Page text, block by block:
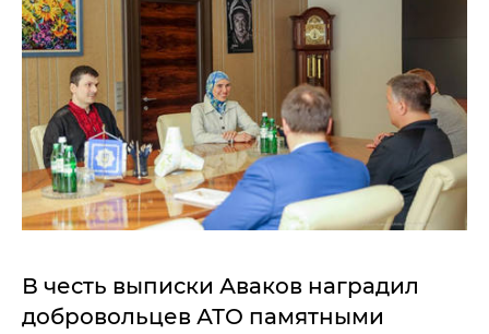
В честь выписки Аваков наградил
добровольцев АТО памятными